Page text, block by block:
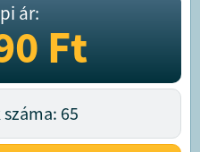
ár:
Ft
65